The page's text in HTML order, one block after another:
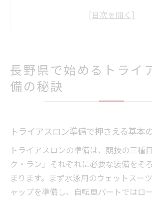
諏訪湖トライアスロン2025エ
法
初心者が知るべき必要なものと大
トライアスロンに必要なもの
大会前に確認したい持ち物リ
トライアスロン暗黙のルール
ナー
長野県トライアスロン大会の
トライアスロン参加に必須の装
長野県で始めるトライ
備の秘訣
トライアスロン準備で押さえる基本
トライアスロンの準備は、競技の三種
ク・ラン」それぞれに必要な装備をそ
まります。まず水泳用のウェットスー
ャップを準備し、自転車パートではロ